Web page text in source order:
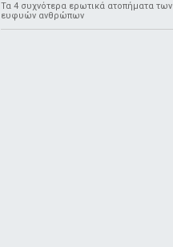
Τα 4 συχνότερα ερωτικά ατοπήματα των
ευφυών ανθρώπων